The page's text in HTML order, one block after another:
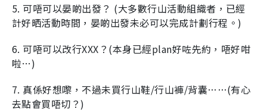
5. 可唔可以晏啲出發？ (大多數行山活動組織者，已經
計好晒活動時間，晏啲出發未必可以完成計劃行程。)
6. 可唔可以改行XXX？(本身已經plan好咗先約，唔好咁
啦…)
7. 真係好想嚟，不過未買行山鞋/行山褲/背囊……(有心
去點會買唔切？)